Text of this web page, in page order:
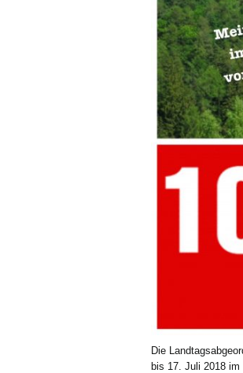
Die
bis 17. Juli 2018